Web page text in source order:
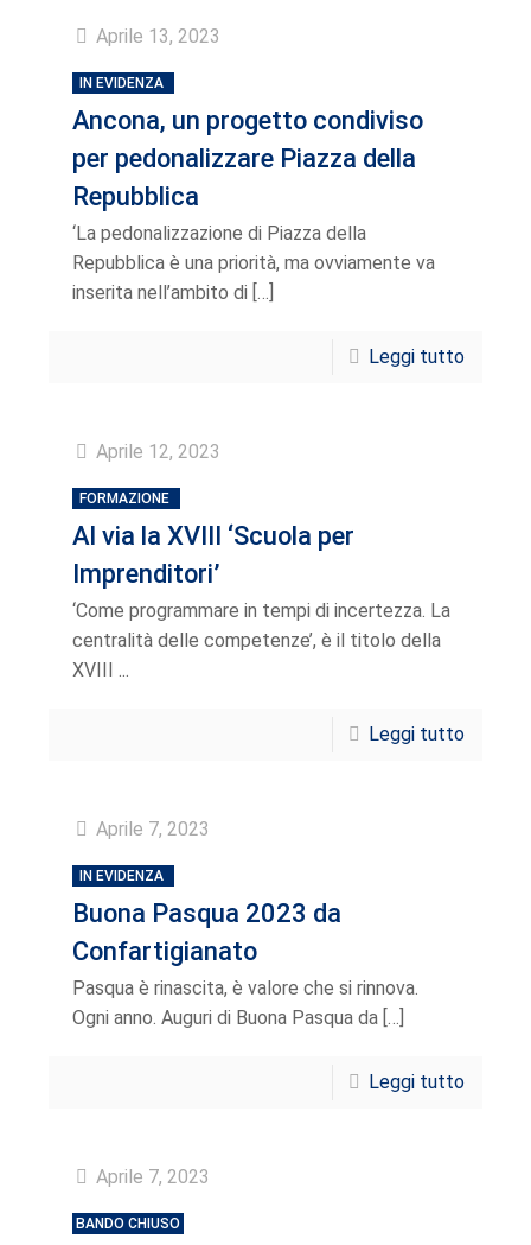
Aprile 13, 2023
IN EVIDENZA
Ancona, un progetto condiviso
per pedonalizzare Piazza della
Repubblica
‘La pedonalizzazione di Piazza della
Repubblica è una priorità, ma ovviamente va
inserita nell’ambito di […]
Leggi tutto
Aprile 12, 2023
FORMAZIONE
Al via la XVIII ‘Scuola per
Imprenditori’
‘Come programmare in tempi di incertezza. La
centralità delle competenze’, è il titolo della
XVIII ...
Leggi tutto
Aprile 7, 2023
IN EVIDENZA
Buona Pasqua 2023 da
Confartigianato
Pasqua è rinascita, è valore che si rinnova.
Ogni anno. Auguri di Buona Pasqua da[…]
Leggi tutto
Aprile 7, 2023
BANDO CHIUSO